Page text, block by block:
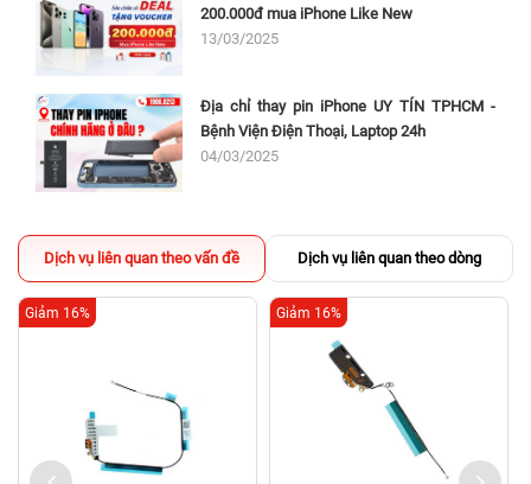
200.000đ mua iPhone Like New
13/03/2025
Địa chỉ thay pin iPhone UY TÍN TPHCM -
Bệnh Viện Điện Thoại, Laptop 24h
04/03/2025
Dịch vụ liên quan theo vấn đề Dịch vụ liên quan theo dòng
Giảm 16% Giảm 16%